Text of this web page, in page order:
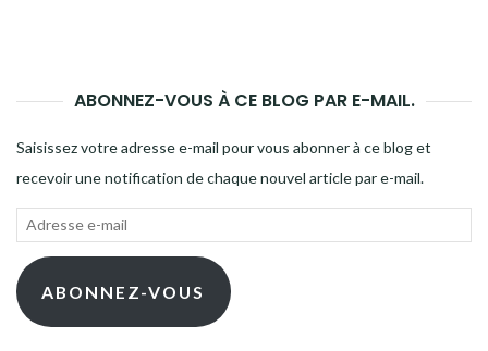
ABONNEZ-VOUS À CE BLOG PAR E-MAIL.
Saisissez votre adresse e-mail pour vous abonner à ce blog et
recevoir une notification de chaque nouvel article par e-mail.
Adresse
mail ABONNEZ-VOUS